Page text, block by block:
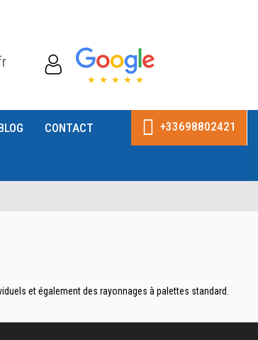
CONTACT +33698802421
et également des rayonnages à palettes standard.